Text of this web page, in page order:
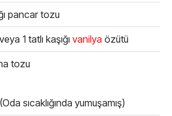
pancar tozu
veya 1 tatlı kaşığı vanilya özütü
tozu
sıcaklığında yumuşamış)